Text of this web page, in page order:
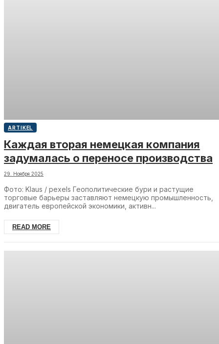
ARTIKEL
Каждая вторая немецкая компания
задумалась о переносе производства
29. Ноября 2025
Фото: Klaus / pexels Геополитические бури и растущие
торговые барьеры заставляют немецкую промышленность,
двигатель европейской экономики, активн...
READ MORE